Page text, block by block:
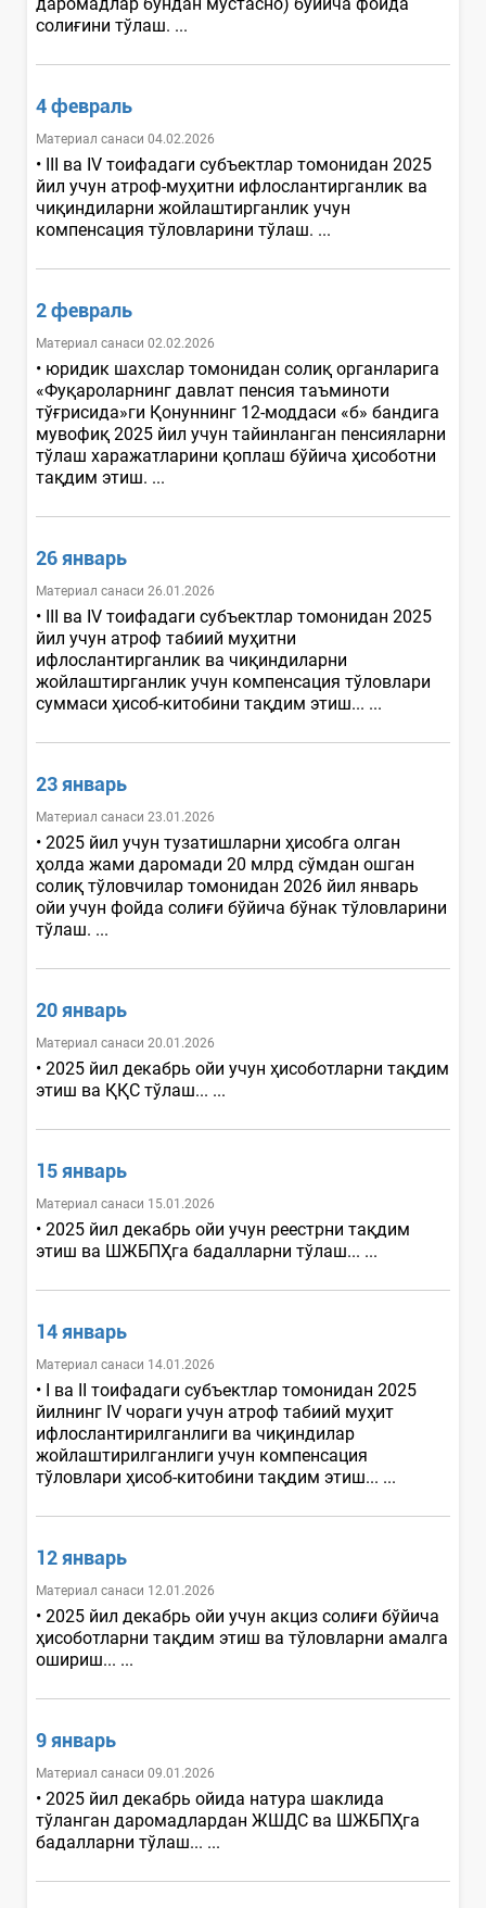
солиғини тўлаш. ...
4 февраль
Материал санаси 04.02.2026
• III ва IV тоифадаги субъектлар томонидан 2025
йил учун атроф-муҳитни ифлослантирганлик ва
чиқиндиларни жойлаштирганлик учун
компенсация тўловларини тўлаш. ...
2 февраль
Материал санаси 02.02.2026
• юридик шахслар томонидан солиқ органларига
«Фуқароларнинг давлат пенсия таъминоти
тўғрисида»ги Қонуннинг 12-моддаси «б» бандига
мувофиқ 2025 йил учун тайинланган пенсияларни
тўлаш харажатларини қоплаш бўйича ҳисоботни
тақдим этиш. ...
26 январь
Материал санаси 26.01.2026
• III ва IV тоифадаги субъектлар томонидан 2025
йил учун атроф табиий муҳитни
ифлослантирганлик ва чиқиндиларни
жойлаштирганлик учун компенсация тўловлари
суммаси ҳисоб-китобини тақдим этиш... ...
23 январь
Материал санаси 23.01.2026
• 2025 йил учун тузатишларни ҳисобга олган
ҳолда жами даромади 20 млрд сўмдан ошган
солиқ тўловчилар томонидан 2026 йил январь
ойи учун фойда солиғи бўйича бўнак тўловларини
тўлаш. ...
20 январь
Материал санаси 20.01.2026
• 2025 йил декабрь ойи учун ҳисоботларни тақдим
этиш ва ҚҚС тўлаш... ...
15 январь
Материал санаси 15.01.2026
• 2025 йил декабрь ойи учун реестрни тақдим
этиш ва ШЖБПҲга бадалларни тўлаш... ...
14 январь
Материал санаси 14.01.2026
• I ва II тоифадаги субъектлар томонидан 2025
йилнинг IV чораги учун атроф табиий муҳит
ифлослантирилганлиги ва чиқиндилар
жойлаштирилганлиги учун компенсация
тўловлари ҳисоб-китобини тақдим этиш... ...
12 январь
Материал санаси 12.01.2026
• 2025 йил декабрь ойи учун акциз солиғи бўйича
ҳисоботларни тақдим этиш ва тўловларни амалга
ошириш... ...
9 январь
Материал санаси 09.01.2026
• 2025 йил декабрь ойида натура шаклида
тўланган даромадлардан ЖШДС ва ШЖБПҲга
бадалларни тўлаш... ...